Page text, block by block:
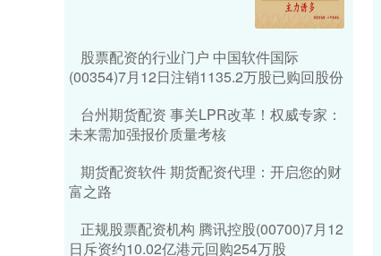
股票配资的行业门户 中国软件国际
(00354)7月12日注销1135.2万股已购回股份
台州期货配资 事关LPR改革！权威专家：
未来需加强报价质量考核
期货配资软件 期货配资代理：开启您的财
富之路
正规股票配资机构 腾讯控股(00700)7月12
日斥资约10.02亿港元回购254万股